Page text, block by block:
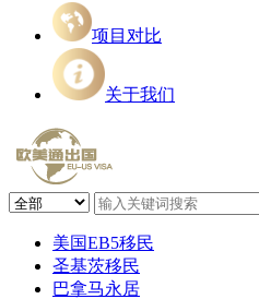
项目对比
关于我们
美国EB5移民
圣基茨移民
巴拿马永居